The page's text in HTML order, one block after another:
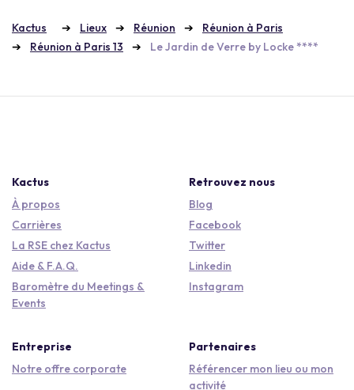
Kactus Lieux Réunion
Réunion à Paris
Réunion à Paris 13
Le Jardin de Verre by Locke ****
Kactus
À propos
Carrières
La RSE chez Kactus
Aide & F.A.Q.
Baromètre du Meetings &
Events
Retrouvez nous
Blog
Facebook
Twitter
Linkedin
Instagram
Entreprise
Notre offre corporate
Partenaires
Référencer mon lieu ou mon
activité